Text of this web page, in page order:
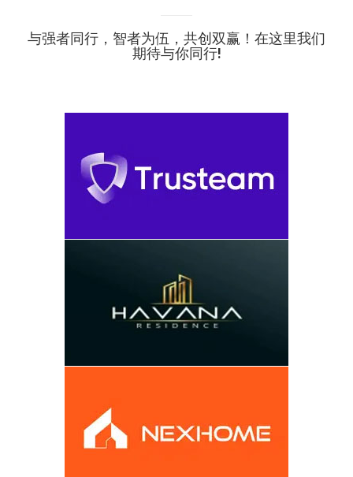
与强者同行，智者为伍，共创双赢！在这里我们
期待与你同行!